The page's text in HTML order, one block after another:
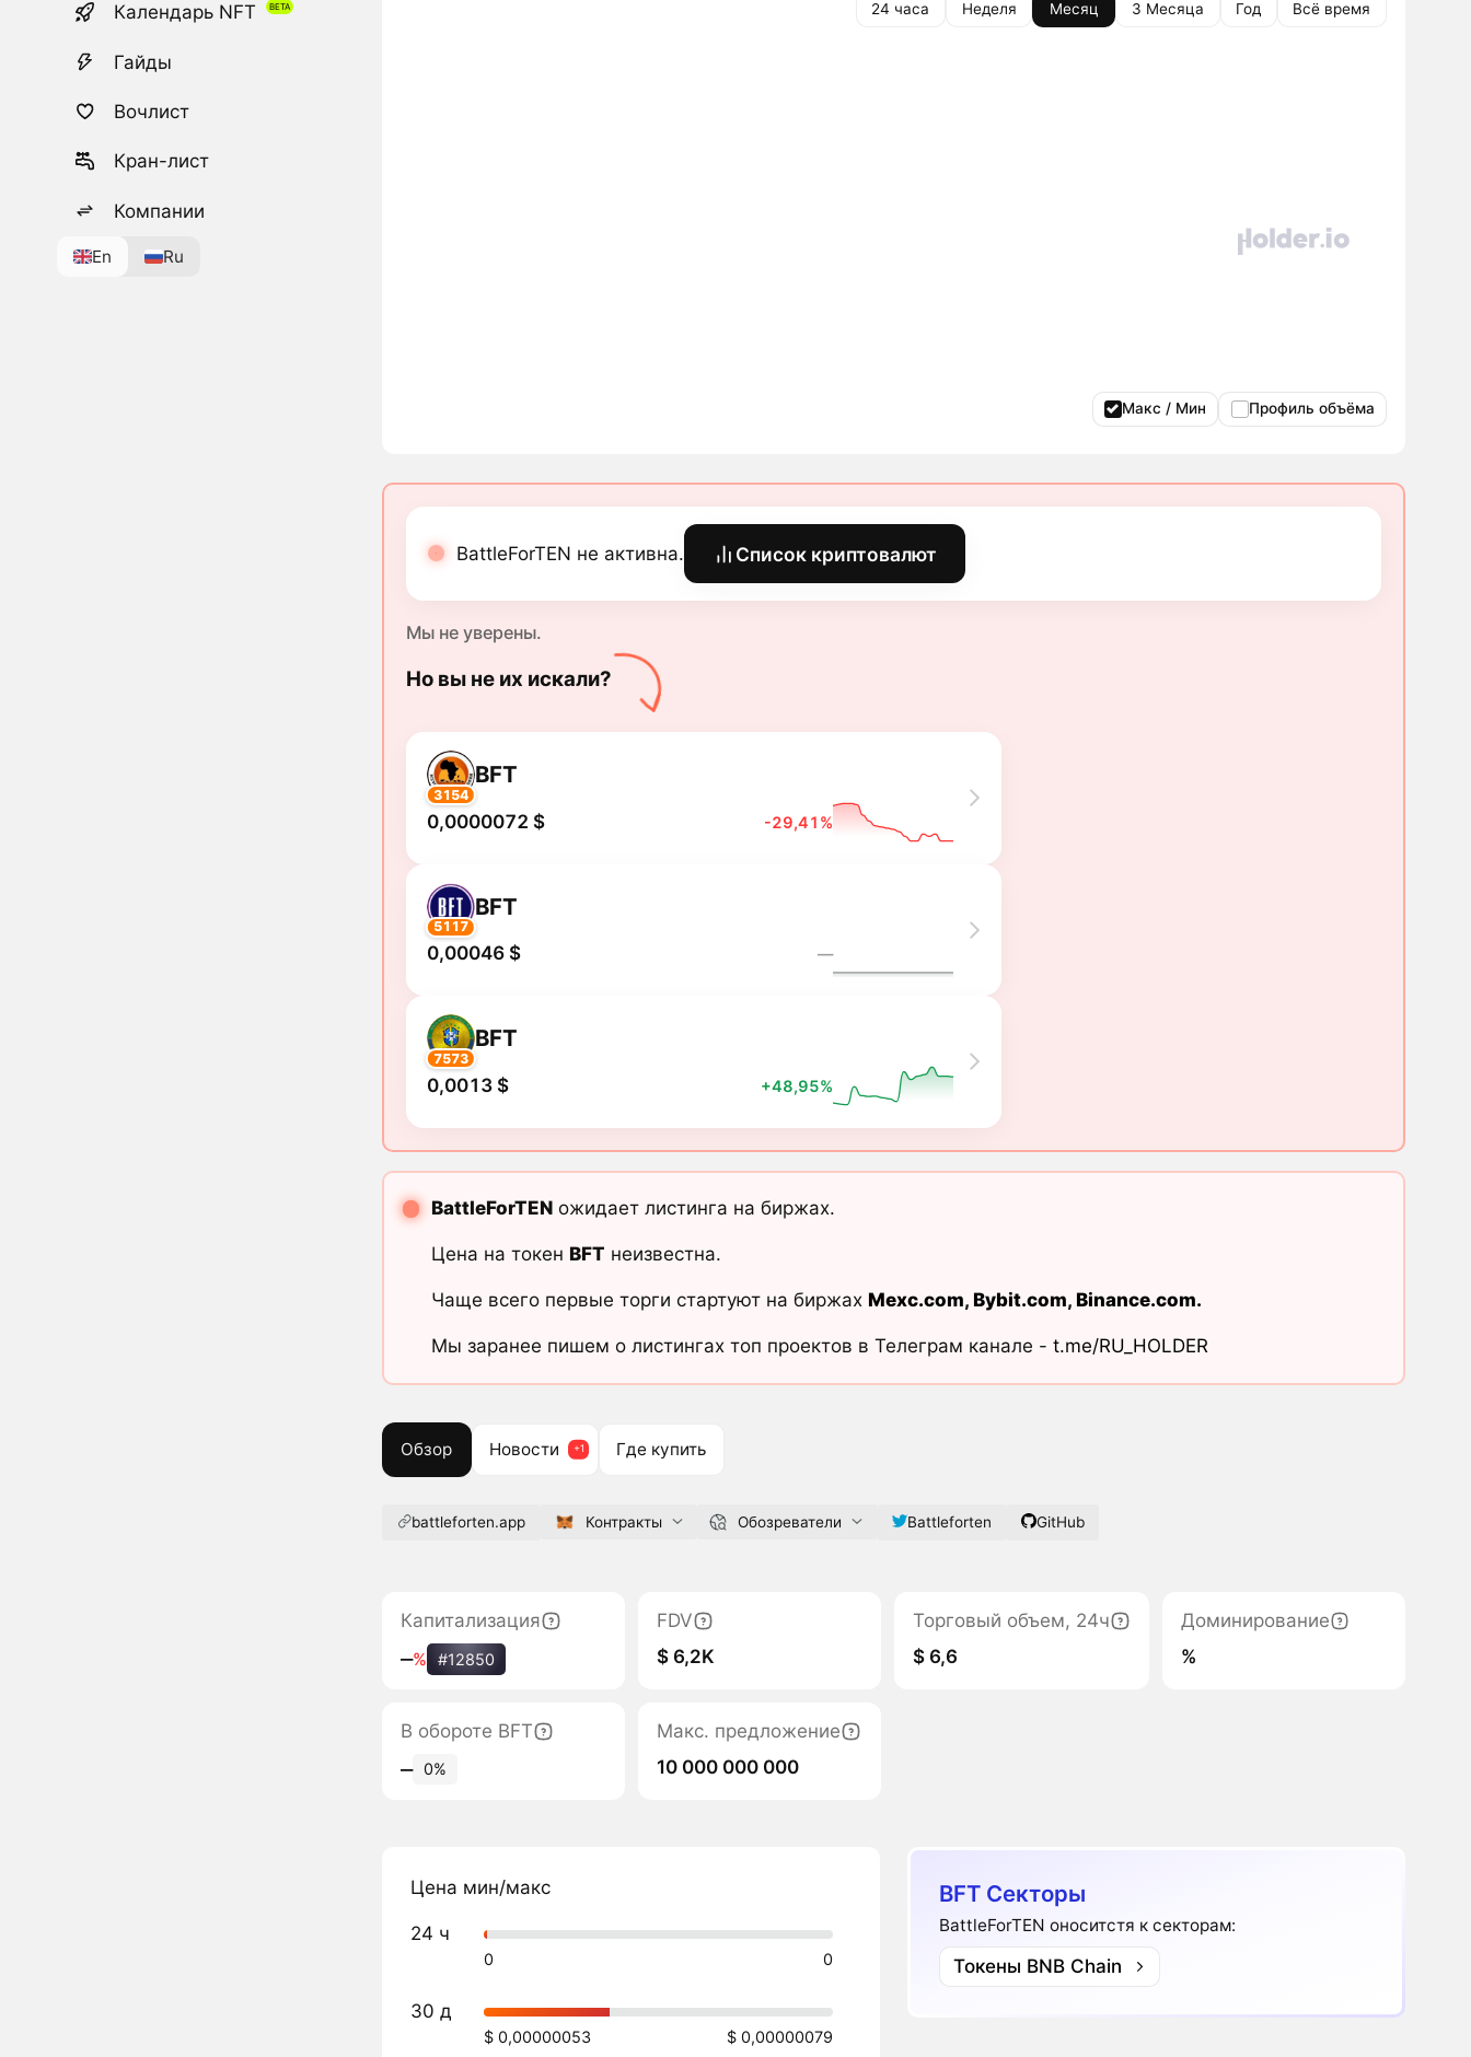
Календарь NFT
Гайды
Вочлист
Кран-лист
Компании
En Ru
24 часа Неделя Месяц 3 Месяца Год Всё время
Макс / Мин Профиль объёма
BattleForTEN не активна. Список криптовалют
Мы не уверены.
Но вы не их искали?
3154
BFT
0,0000072 $ -29,41%
5117
BFT
0,00046 $ ―
7573
BFT
0,0013 $ +48,95%
BattleForTENожидает листинга на биржах.
Цена на токен BFT неизвестна.
Чаще всего первые торги стартуют на биржах Mexc.com, Bybit.com, Binance.com.
Мы заранее пишем о листингах топ проектов в Телеграм канале - t.me/RU_HOLDER
Обзор Новости Где купить
battleforten.app Контракты Обозреватели Battleforten GitHub
Капитализация
‒% #12850
FDV
$ 6,2K
Торговый объем, 24ч
$ 6,6
Доминирование
%
В обороте BFT
‒ 0%
Макс. предложение
10 000 000 000
Цена мин/макс
24 ч
0 0
30 д
$ 0,00000053 $ 0,00000079
BFT Секторы
BattleForTEN оноситстя к секторам:
Токены BNB Chain